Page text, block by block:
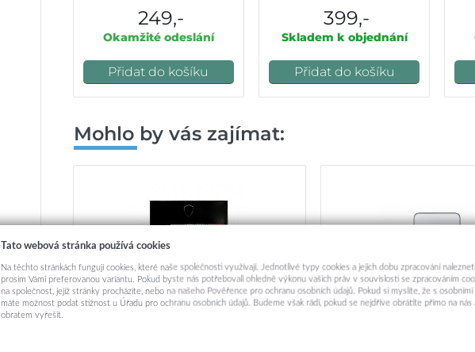
249,-
Okamžité odeslání
Přidat do košíku
399,-
Skladem k objednání
Přidat do košíku
Mohlo by vás zajímat:
Tato webová stránka používá cookies
Na těchto stránkách fungují cookies, které naše společnosti využívají. Jednotlivé typy cookies a jejich dobu zpracování
prosím Vámi preferovanou variantu. Pokud byste nás potřebovali ohledně výkonu vašich práv v souvislosti se zpracováním
na společnost, jejíž stránky procházíte, nebo na našeho Pověřence pro ochranu osobních údajů. Pokud si myslíte, že s osobními
máte možnost podat stížnost u Úřadu pro ochranu osobních údajů. Budeme však rádi, pokud se nejdříve obrátíte přímo na nás
obratem vyřešit.